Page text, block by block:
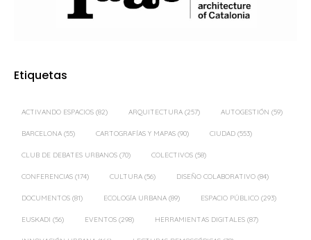
Etiquetas
ACTIVANDO ESPACIOS (82) ARQUITECTURA (257) AUTOGESTIÓN (59)
BARCELONA (55) CARTOGRAFÍAS Y MAPAS (90) CIUDAD (553)
CLUB DE DEBATES URBANOS (70) COLECTIVOS (58)
CONFERENCIAS (174) CULTURA (56) DISEÑO COLABORATIVO (84)
DOCUMENTOS (81) ECOLOGÍA URBANA (89) ESPACIO PÚBLICO (293)
EUSKADI (56) EVENTOS (298) HERRAMIENTAS DIGITALES (87)